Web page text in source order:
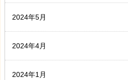
2024年5月
2024年4月
2024年1月